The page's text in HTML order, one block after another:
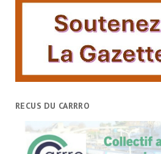
RECUS DU CARRRO